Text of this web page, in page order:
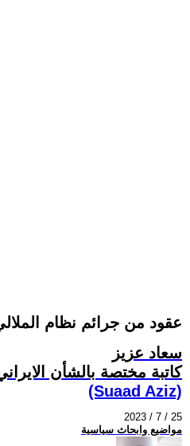
4 عقود من جرائم نظام
سعاد عزيز
کاتبة مختصة بالشأن
(Suaad Aziz)
2023 / 7 / 25
مواضيع وابحاث سياسية